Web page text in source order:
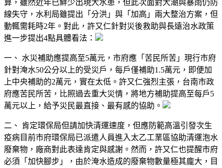
算，雖然近年已鮮少出現大水患，但此次面對大潮與暴雨仍防
線失守，水利局雖提出「分洪」與「加高」兩大整治方案，但
動輒需耗時2年。對此，許又仁針對災後救助與長遠治水政策
進一步提出4點具體看法：
一、 水災補助應提高至5萬元，市府應「苦民所苦」現行市府
針對淹水50公分以上的受災戶，每戶僅補助1.5萬元，即便加
上中央補助的2萬元，實在太低。許又仁強烈主張，台南市政
府應苦民所苦，比照過去重大災情，將地方補助提高至每戶5
萬元以上，給予災民最直接、最有感的協助。
二、 肯定環保局但請加快清運速度，但應防範高溫引發次生
疫病目前市府環保局已派遣人員進入太乙工業區協助清運泡水
廢棄物，廠商對此表達肯定與感謝。然而，許又仁也提醒市府
必須「加快腳步」，由於淹水造成的廢棄物數量極其龐大，目